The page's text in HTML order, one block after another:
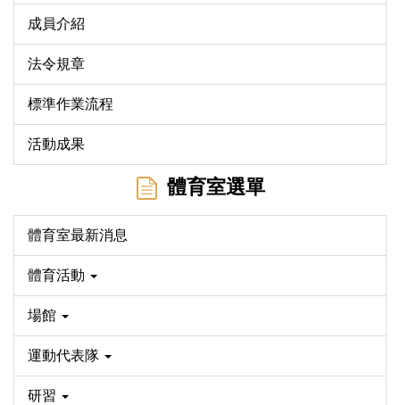
成員介紹
法令規章
標準作業流程
活動成果
體育室選單
體育室最新消息
體育活動
場館
運動代表隊
研習